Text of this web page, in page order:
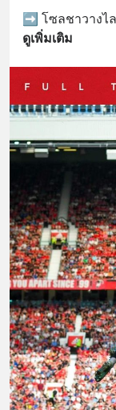
➡️ โซลชาวางไ
ดูเพิ่มเติม